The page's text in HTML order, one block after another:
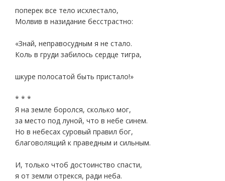
поперек все тело исхлестало,
Молвив в назидание бесстрастно:
«Знай, неправосудным я не стало.
Коль в груди забилось сердце тигра,
шкуре полосатой быть пристало!»
* * *
Я на земле боролся, сколько мог,
за место под луной, что в небе синем.
Но в небесах суровый правил бог,
благоволящий к праведным и сильным.
И, только чтоб достоинство спасти,
я от земли отрекся, ради неба.